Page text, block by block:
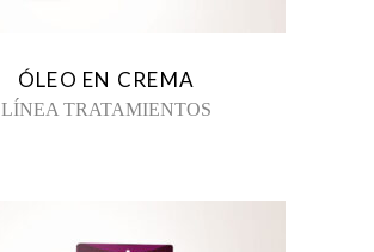
ÓLEO EN CREMA
LÍNEA TRATAMIENTOS